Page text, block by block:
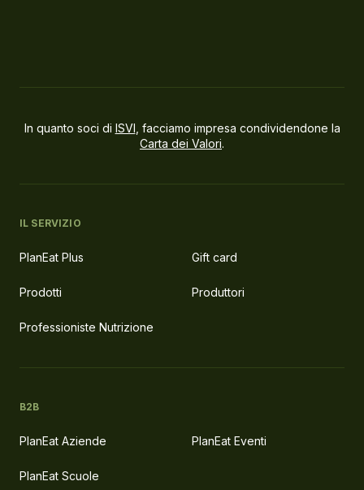
In quanto soci di ISVI , facciamo impresa condividendone la
Carta dei Valori.
IL SERVIZIO
PlanEat Plus Gift card
Prodotti Produttori
Professioniste Nutrizione
B2B
PlanEat Aziende PlanEat Eventi
PlanEat Scuole